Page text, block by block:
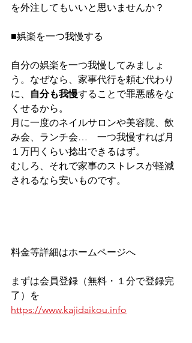
を外注してもいいと思いませんか？
■娯楽を一つ我慢する
自分の娯楽を一つ我慢してみましょ
う。なぜなら、家事代行を頼む代わり
に、
自分も我慢することで罪悪感をな
くせるから。
月に一度のネイルサロンや美容院、飲
み会、ランチ会…　一つ我慢すれば月
１万円くらい捻出できるはず。
むしろ、それで家事のストレスが軽減
されるなら安いものです。
料金等詳細はホームページへ
まずは会員登録（無料・１分で登録完
了）を
https://www.kajidaikou.info